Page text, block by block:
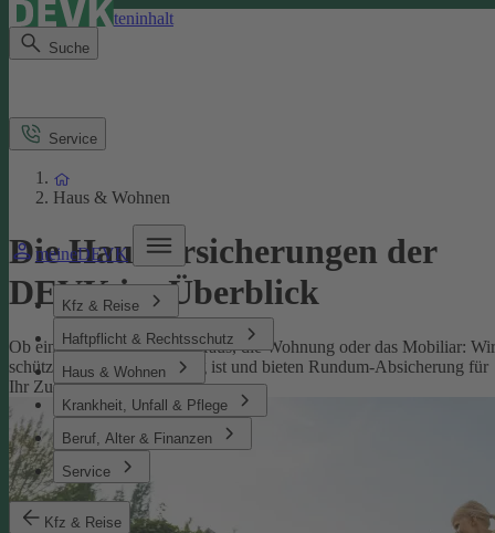
Direkt zum Seiteninhalt
Suche
meineDEVK
Kfz & Reise
Haftpflicht & Rechtsschutz
Haus & Wohnen
Krankheit, Unfall & Pflege
Beruf, Alter & Finanzen
Service
Kfz & Reise
Service
Haus & Wohnen
Die Hausversicherungen der
DEVK im Überblick
Ob eine Versicherung fürs Haus, die Wohnung oder das Mobiliar: Wir
schützen, was Ihnen wichtig ist und bieten Rundum-Absicherung für
Ihr Zuhause.